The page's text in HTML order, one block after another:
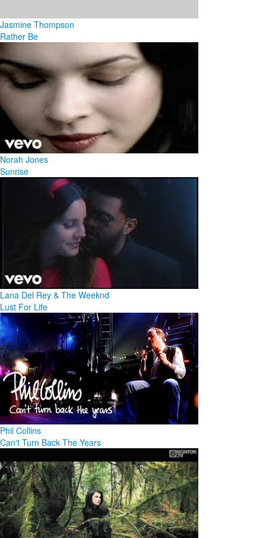
Jasmine Thompson
Rather Be
Norah Jones
Sunrise
Lana Del Rey & The Weeknd
Lust For Life
Phil Collins
Can't Turn Back The Years